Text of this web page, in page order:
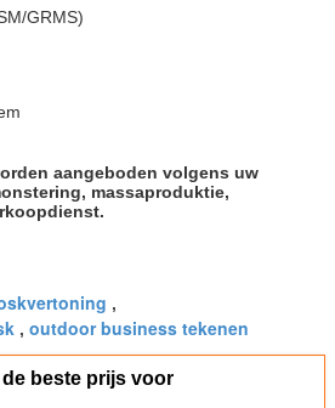
GRMS)
aangeboden volgens uw
massaproduktie,
,
, outdoor business tekenen
de beste prijs voor